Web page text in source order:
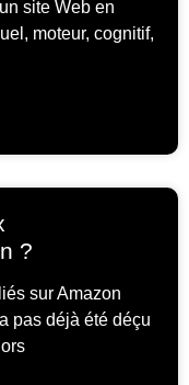
site Web en
moteur, cognitif,
?
sur Amazon
pas déjà été déçu